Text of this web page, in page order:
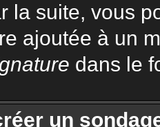
la suite, vous
ajoutée à un
dans le
un